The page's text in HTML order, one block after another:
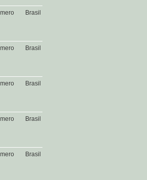
Brasil
Brasil
Brasil
Brasil
Brasil